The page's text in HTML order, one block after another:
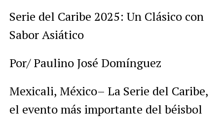
Serie del Caribe 2025: Un Clásico con
Sabor Asiático
Por/ Paulino José Domínguez
Mexicali, México– La Serie del Caribe,
el evento más importante del béisbol